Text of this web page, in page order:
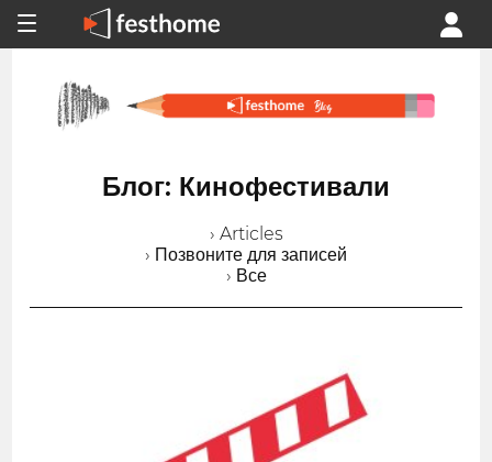
Блог: Кинофестивали
› Articles
› Позвоните для записей
› Все